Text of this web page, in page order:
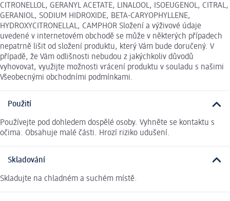
CITRONELLOL, GERANYL ACETATE, LINALOOL, ISOEUGENOL, CITRAL,
GERANIOL, SODIUM HIDROXIDE, BETA-CARYOPHYLLENE,
HYDROXYCITRONELLAL, CAMPHOR Složení a výživové údaje
uvedené v internetovém obchodě se může v některých případech
nepatrně lišit od složení produktu, který Vám bude doručený. V
případě, že Vám odlišnosti nebudou z jakýchkoliv důvodů
vyhovovat, využijte možnosti vrácení produktu v souladu s našimi
Všeobecnými obchodními podmínkami.
Použití
Používejte pod dohledem dospělé osoby. Vyhněte se kontaktu s
očima. Obsahuje malé části. Hrozí riziko udušení.
Skladování
Skladujte na chladném a suchém místě.